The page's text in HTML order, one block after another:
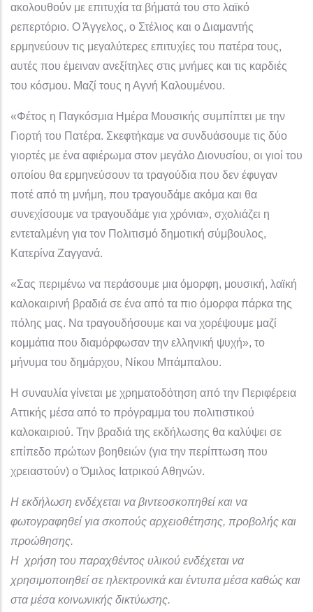
ακολουθούν με επιτυχία τα βήματά του στο λαϊκό
ρεπερτόριο. Ο Άγγελος, ο Στέλιος και ο Διαμαντής
ερμηνεύουν τις μεγαλύτερες επιτυχίες του πατέρα τους,
αυτές που έμειναν ανεξίτηλες στις μνήμες και τις καρδιές
του κόσμου. Μαζί τους η Αγνή Καλουμένου.
«Φέτος η Παγκόσμια Ημέρα Μουσικής συμπίπτει με την
Γιορτή του Πατέρα. Σκεφτήκαμε να συνδυάσουμε τις δύο
γιορτές με ένα αφιέρωμα στον μεγάλο Διονυσίου, οι γιοί του
οποίου θα ερμηνεύσουν τα τραγούδια που δεν έφυγαν
ποτέ από τη μνήμη, που τραγουδάμε ακόμα και θα
συνεχίσουμε να τραγουδάμε για χρόνια», σχολιάζει η
εντεταλμένη για τον Πολιτισμό δημοτική σύμβουλος,
Κατερίνα Ζαγγανά.
«Σας περιμένω να περάσουμε μια όμορφη, μουσική, λαϊκή
καλοκαιρινή βραδιά σε ένα από τα πιο όμορφα πάρκα της
πόλης μας. Να τραγουδήσουμε και να χορέψουμε μαζί
κομμάτια που διαμόρφωσαν την ελληνική ψυχή», το
μήνυμα του δημάρχου, Νίκου Μπάμπαλου.
Η συναυλία γίνεται με χρηματοδότηση από την Περιφέρεια
Αττικής μέσα από το πρόγραμμα του πολιτιστικού
καλοκαιριού. Την βραδιά της εκδήλωσης θα καλύψει σε
επίπεδο πρώτων βοηθειών (για την περίπτωση που
χρειαστούν) ο Όμιλος Ιατρικού Αθηνών.
Η εκδήλωση ενδέχεται να βιντεοσκοπηθεί και να
φωτογραφηθεί για σκοπούς αρχειοθέτησης, προβολής και
προώθησης.
Η χρήση του παραχθέντος υλικού ενδέχεται να
χρησιμοποιηθεί σε ηλεκτρονικά και έντυπα μέσα καθώς και
στα μέσα κοινωνικής δικτύωσης.